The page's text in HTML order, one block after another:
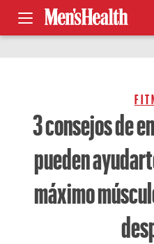
3 consejos de
pueden
máximo